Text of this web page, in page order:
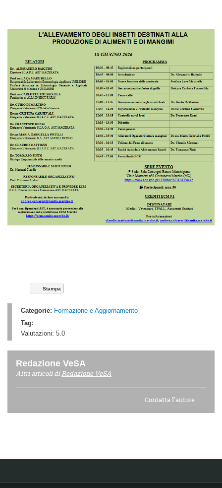
Stampa
Categorie: Formazione e Aggiornamento
Tag:
Valutazioni: 5.0
Redazione VeSA
Altri articoli diRedazione VeSA
Contatta l'autore